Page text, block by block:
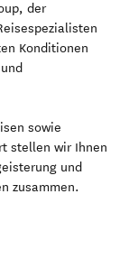
der
Konditionen
sowie
stellen wir Ihnen
und
zusammen.